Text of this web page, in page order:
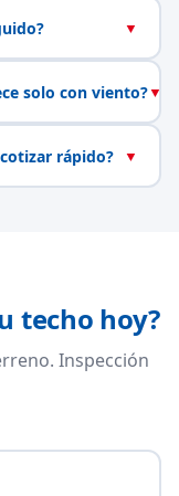
▼
solo con viento?▼
rápido? ▼
techo hoy?
Inspección